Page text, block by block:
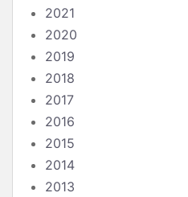
2021
2020
2019
2018
2017
2016
2015
2014
2013